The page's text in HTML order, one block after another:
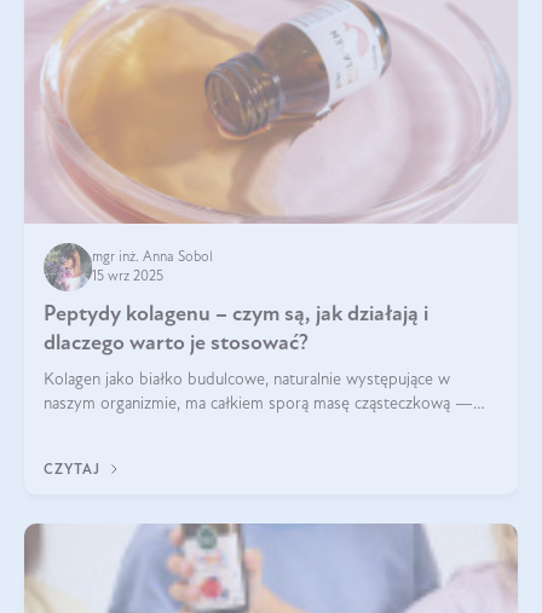
mgr inż. Anna Sobol
15 wrz 2025
Peptydy kolagenu – czym są, jak działają i
dlaczego warto je stosować?
Kolagen jako białko budulcowe, naturalnie występujące w
naszym organizmie, ma całkiem sporą masę cząsteczkową —
bardziej biodostępny
CZYTAJ